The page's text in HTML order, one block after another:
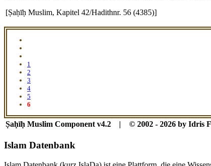
[Ṣaḥīḥ Muslim, Kapitel 42/Hadithnr. 56 (4385)]
1
2
3
4
5
6
Ṣaḥīḥ Muslim Component v4.2 | © 2002 - 2026 by Idris
Islam Datenbank